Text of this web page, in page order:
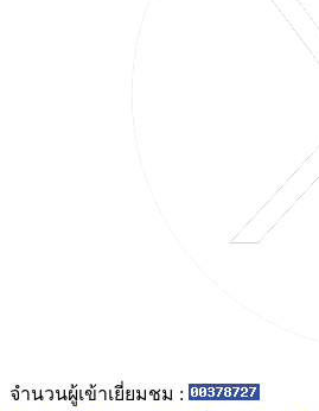
จำนวนผู้เข้าเยี่ยมชม :